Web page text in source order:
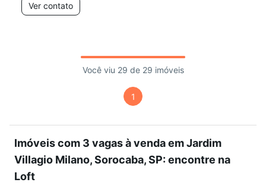
Ver contato
Você viu 29 de 29 imóveis
1
Imóveis com 3 vagas à venda em Jardim
Villagio Milano, Sorocaba, SP: encontre na
Loft